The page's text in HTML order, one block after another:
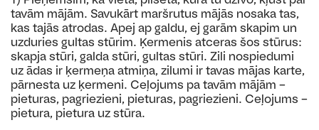
tavām mājām. Savukārt maršrutus mājās nosaka tas,
kas tajās atrodas. Apej ap galdu, ej garām skapim un
uzduries gultas stūrim. Ķermenis atceras šos stūrus:
skapja stūri, galda stūri, gultas stūri. Zili nospiedumi
uz ādas ir ķermeņa atmiņa, zilumi ir tavas mājas karte,
pārnesta uz ķermeni. Ceļojums pa tavām mājām –
pieturas, pagriezieni, pieturas, pagriezieni. Ceļojums –
pietura, pietura uz stūra.